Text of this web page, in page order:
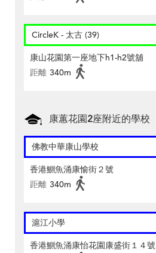
CircleK - 太古 (39)
康山花園第一座地下h1-h2號舖
距離 340m
康蕙花園2座附近的學校
佛教中華康山學校
香港鰂魚涌康愉街２號
距離 340m
滬江小學
香港鰂魚涌康怡花園康盛街１４號